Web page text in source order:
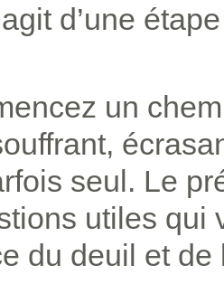
d’une
un
seul. Le
utiles qui
du deuil et